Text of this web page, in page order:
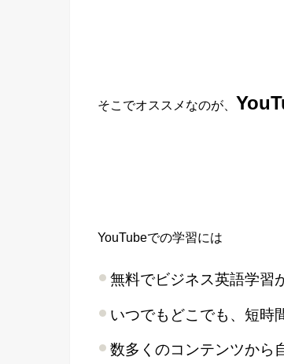
そこでオススメなのが、
YouTubeでの学習には
無料でビジネス英語学習
いつでもどこでも、短時
数多くのコンテンツか